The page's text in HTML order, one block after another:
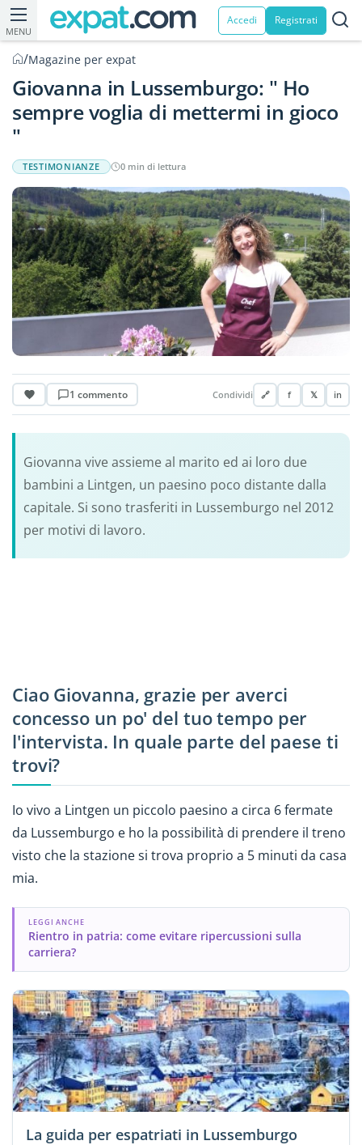
MENU
Accedi Registrati
/Magazine per expat
Giovanna in Lussemburgo: " Ho
sempre voglia di mettermi in gioco
"
TESTIMONIANZE 0 min di lettura
1 commento Condividi 🔗 f 𝕏 in
Giovanna vive assieme al marito ed ai loro due
bambini a Lintgen, un paesino poco distante dalla
capitale. Si sono trasferiti in Lussemburgo nel 2012
per motivi di lavoro.
Ciao Giovanna, grazie per averci
concesso un po' del tuo tempo per
l'intervista. In quale parte del paese ti
trovi?
Io vivo a Lintgen un piccolo paesino a circa 6 fermate
da Lussemburgo e ho la possibilità di prendere il treno
visto che la stazione si trova proprio a 5 minuti da casa
mia.
LEGGI ANCHE
Rientro in patria: come evitare ripercussioni sulla
carriera?
La guida per espatriati in Lussemburgo